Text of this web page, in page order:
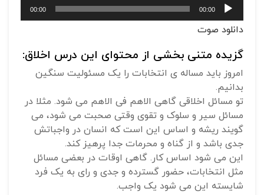
پخش‌کننده
صوت
00:00
00:00
دانلود صوت
گزیده متنی بخشی از محتوای این درس اخلاق:
امروز باید مساله ی انتخابات را یک مسئولیت سنگین
بدانیم.
تو مسائل اخلاقی گاهی الاهم فی الاهم می شود. مثلا در
مسائل سیر و سلوک و تقوی وقتی صحبت می شود، می
گویند ریشه و اساس این است که انسان در واجباتش
جدی باشد و از گناه و محرمات جدا پرهیز کند.
این می شود اساس کار. گاهی اوقات در بعضی مسائل
مثل انتخابات، حضور گسترده و جدی و رای به یک فرد
شایسته این می شود یک واجب.